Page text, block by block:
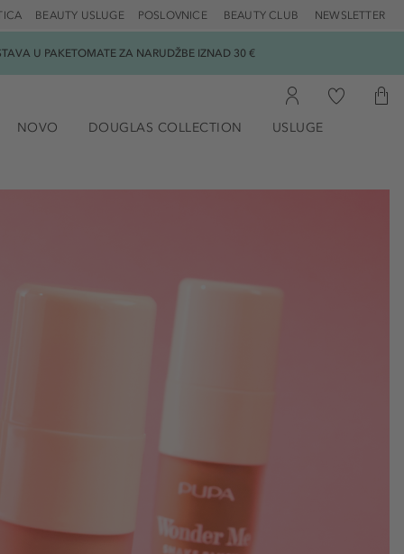
POSLOVNICE BEAUTY CLUB NEWSLETTER
BEAUTY USLUGE
U PAKETOMATE ZA NARUDŽBE IZNAD 30 €
NOVO DOUGLAS COLLECTION USLUGE